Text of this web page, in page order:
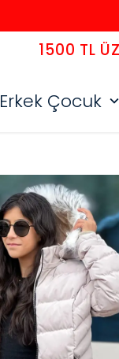
1500 TL
Erkek Çocuk